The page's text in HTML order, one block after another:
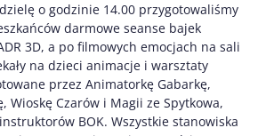
o godzinie 14.00 przygotowaliśmy
darmowe seanse bajek
3D, a po filmowych emocjach na sali
na dzieci animacje i warsztaty
przez Animatorkę Gabarkę,
Wioskę Czarów i Magii ze Spytkowa,
BOK. Wszystkie stanowiska